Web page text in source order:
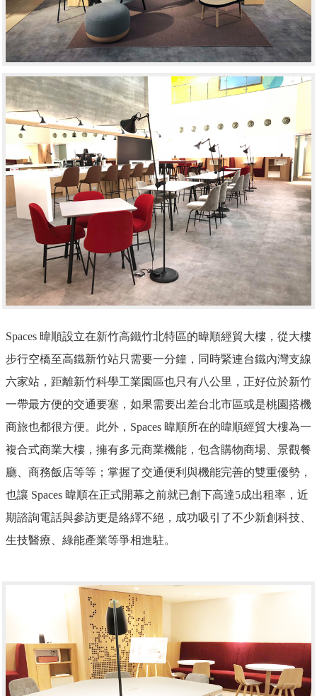
Spaces 暐順設立在新竹高鐵竹北特區的暐順經貿大樓 ，從大樓
步行空橋至高鐵新竹站只需要一分鐘，同時緊連台鐵內灣支線
六家站，距離新竹科學工業園區也只有八公里，正好位於新竹
一帶最方便的交通要塞，如果需要出差台北市區或是桃園搭機
商旅也都很方便。此外，Spaces 暐順所在的暐順經貿大樓為一
複合式商業大樓，擁有多元商業機能，包含購物商場、景觀餐
廳、商務飯店等等；掌握了交通便利與機能完善的雙重優勢，
也讓 Spaces 暐順在正式開幕之前就已創下高達5成出租率，近
期諮詢電話與參訪更是絡繹不絕，成功吸引了不少新創科技、
生技醫療、綠能產業等爭相進駐。